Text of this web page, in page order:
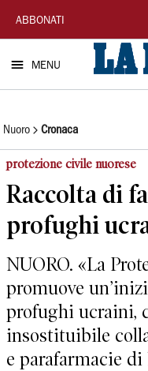
La
Nuova
Sardegna
ABBONATI
MENU
Nuoro Cronaca
protezione civile nuorese
Raccolta di
profughi
NUORO. «La
promuove
profughi ucraini,
insostituibile
e parafarmacie di